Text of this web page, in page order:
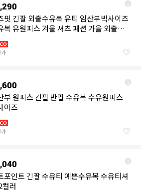
핏 긴팔 외출수유복 유티 임산부빅사이즈
복 유원피스 겨울 셔츠 패션 가을 외출복
부 원피스 긴팔 반팔 수유복 수유원피스
이즈
포인트 긴팔 수유티 예쁜수유복 수유티셔
컬러